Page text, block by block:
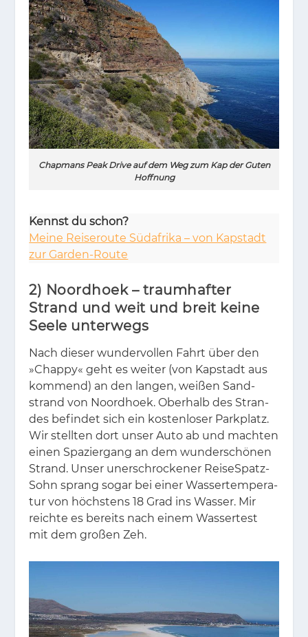
Chapmans Peak Drive auf dem Weg zum Kap der Guten
Hoffnung
Kennst du schon?
Meine Reiseroute Südafrika – von Kapstadt
zur Garden-Route
2) Noordhoek – traumhafter
Strand und weit und breit keine
Seele unterwegs
Nach die­ser wun­der­vol­len Fahrt über den
»Chap­py« geht es wei­ter (von Kap­stadt aus
kom­mend) an den lan­gen, wei­ßen Sand­
strand von No­ord­ho­ek. Ober­halb des Stran­
des be­fin­det sich ein kos­ten­lo­ser Park­platz.
Wir stell­ten dort un­ser Auto ab und mach­ten
ei­nen Spa­zier­gang an dem wun­der­schö­nen
Strand. Un­ser un­er­schro­cke­ner Rei­se­S­patz-
Sohn sprang so­gar bei ei­ner Was­ser­tem­pe­ra­
tur von höchs­tens 18 Grad ins Was­ser. Mir
reich­te es be­reits nach ei­nem Was­ser­test
mit dem gro­ßen Zeh.